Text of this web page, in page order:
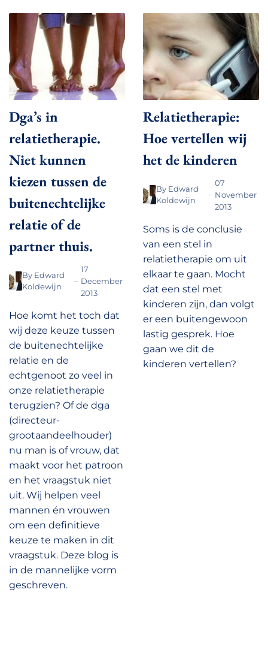
Dga’s in
relatietherapie.
Niet kunnen
kiezen tussen de
buitenechtelijke
relatie of de
partner thuis.
By Edward
Koldewijn
17
December
2013
Hoe komt het toch dat
wij deze keuze tussen
de buitenechtelijke
relatie en de
echtgenoot zo veel in
onze relatietherapie
terugzien? Of de dga
(directeur-
grootaandeelhouder)
nu man is of vrouw, dat
maakt voor het patroon
en het vraagstuk niet
uit. Wij helpen veel
mannen én vrouwen
om een definitieve
keuze te maken in dit
vraagstuk. Deze blog is
in de mannelijke vorm
geschreven.
Relatietherapie:
Hoe vertellen wij
het de kinderen
By Edward
Koldewijn
07
November
2013
Soms is de conclusie
van een stel in
relatietherapie om uit
elkaar te gaan. Mocht
dat een stel met
kinderen zijn, dan volgt
er een buitengewoon
lastig gesprek. Hoe
gaan we dit de
kinderen vertellen?